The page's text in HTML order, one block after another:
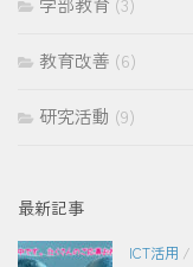
教育改善 (6)
研究活動 (9)
最新記事
ICT活用 /